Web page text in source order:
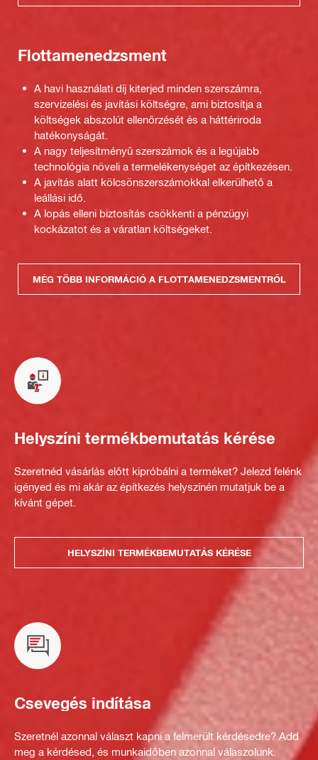
Flottamenedzsment
A havi használati díj kiterjed minden szerszámra,
szervizelési és javítási költségre, ami biztosítja a
költségek abszolút ellenőrzését és a háttériroda
hatékonyságát.
A nagy teljesítményű szerszámok és a legújabb
technológia növeli a termelékenységet az építkezésen.
A javítás alatt kölcsönszerszámokkal elkerülhető a
leállási idő.
A lopás elleni biztosítás csökkenti a pénzügyi
kockázatot és a váratlan költségeket.
MÉG TÖBB INFORMÁCIÓ A FLOTTAMENEDZSMENTRŐL
Helyszíni termékbemutatás kérése
Szeretnéd vásárlás előtt kipróbálni a terméket? Jelezd felénk
igényed és mi akár az építkezés helyszínén mutatjuk be a
kívánt gépet.
HELYSZÍNI TERMÉKBEMUTATÁS KÉRÉSE
Csevegés indítása
Szeretnél azonnal választ kapni a felmerült kérdésedre? Add
meg a kérdésed, és munkaidőben azonnal válaszolunk.